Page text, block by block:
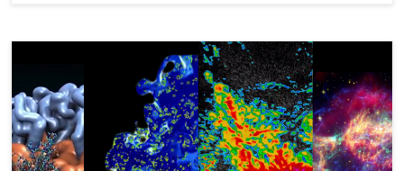
標準言語による並列処理を利用したコードの高速化